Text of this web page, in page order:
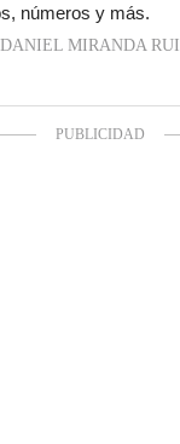
números y más.
DANIEL MIRANDA